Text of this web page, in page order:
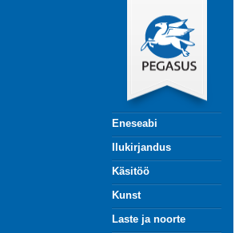
Eneseabi
Ilukirjandus
Käsitöö
Kunst
Laste ja noorte